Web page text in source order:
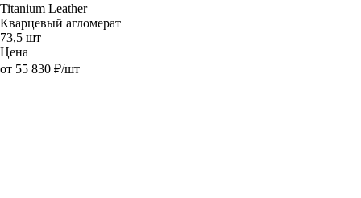
Titanium Leather
Кварцевый агломерат
73,5 шт
Цена
от 55 830 ₽/шт